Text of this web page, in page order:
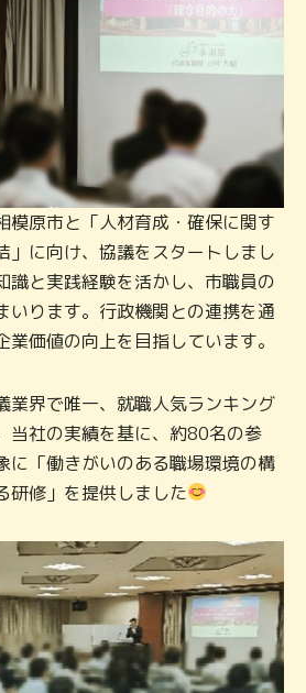
模原市と「人材育成・確保に関す
」に向け、協議をスタートしまし
識と実践経験を活かし、市職員の
いります。行政機関との連携を通
業価値の向上を目指しています。
業界で唯一、就職人気ランキング
当社の実績を基に、約80名の参
に「働きがいのある職場環境の構
研修」を提供しました